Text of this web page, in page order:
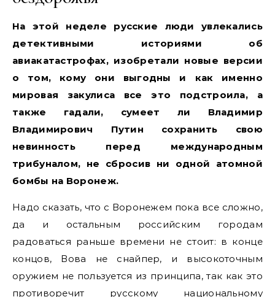
На этой неделе русские люди увлекались
детективными историями об
авиакатастрофах, изобретали новые версии
о том, кому они выгодны и как именно
мировая закулиса все это подстроила, а
также гадали, сумеет ли Владимир
Владимирович Путин сохранить свою
невинность перед международным
трибуналом, не сбросив ни одной атомной
бомбы на Воронеж.
Надо сказать, что с Воронежем пока все сложно,
да и остальным российским городам
радоваться раньше времени не стоит: в конце
концов, Вова не снайпер, и высокоточным
оружием не пользуется из принципа, так как это
противоречит русскому национальному